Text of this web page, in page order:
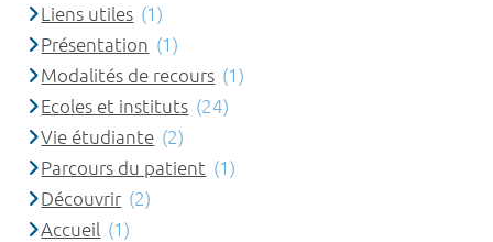
Liens utiles (1)
Présentation (1)
Modalités de recours (1)
Ecoles et instituts (24)
Vie étudiante (2)
Parcours du patient (1)
Découvrir (2)
Accueil (1)